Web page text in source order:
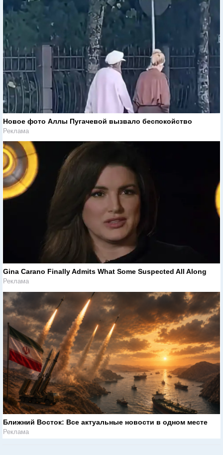
Новое фото Аллы Пугачевой вызвало беспокойство
Реклама
Gina Carano Finally Admits What Some Suspected All Along
Реклама
Ближний Восток: Все актуальные новости в одном месте
Реклама